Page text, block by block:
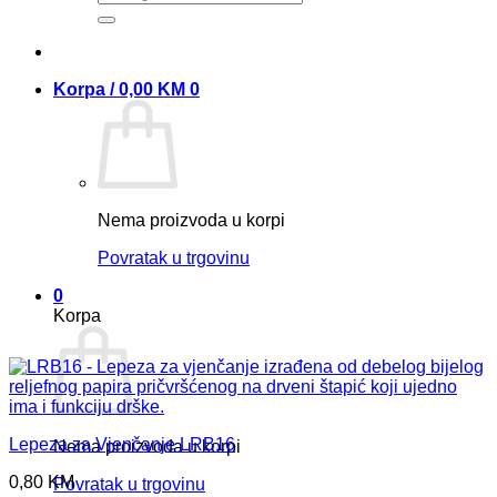
Korpa /0,00 KM 0
Nema proizvoda u korpi
Povratak u trgovinu
0
Korpa
Nema proizvoda u korpi
Povratak u trgovinu
Lepeza za Vjenčanje LRB16
0,80 KM